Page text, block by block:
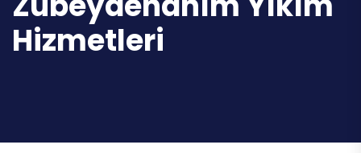
Hizmetleri